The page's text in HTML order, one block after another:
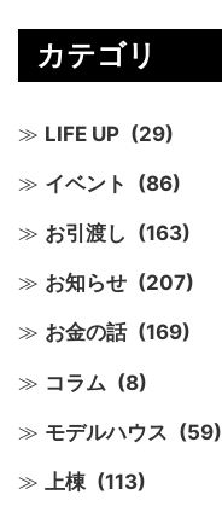
カテゴリ
LIFE UP (29)
イベント (86)
お引渡し (163)
お知らせ (207)
お金の話 (169)
コラム (8)
モデルハウス (59)
上棟 (113)